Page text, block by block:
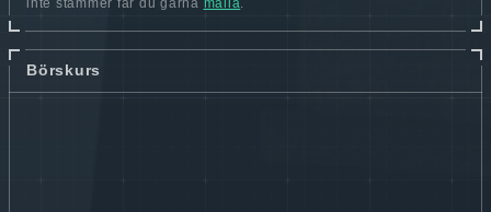
inte stämmer får du gärna maila.
Börskurs